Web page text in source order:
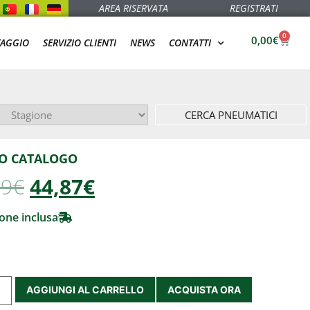
AREA RISERVATA REGISTRATI
SERVIZIO CLIENTI NEWS CONTATTI 0,00€ 0
CERCA PNEUMATICI
CATALOGO
€44,87€
inclusa
AGGIUNGI AL CARRELLO ACQUISTA ORA